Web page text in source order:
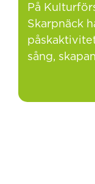
På
Skarpnäck
sång,